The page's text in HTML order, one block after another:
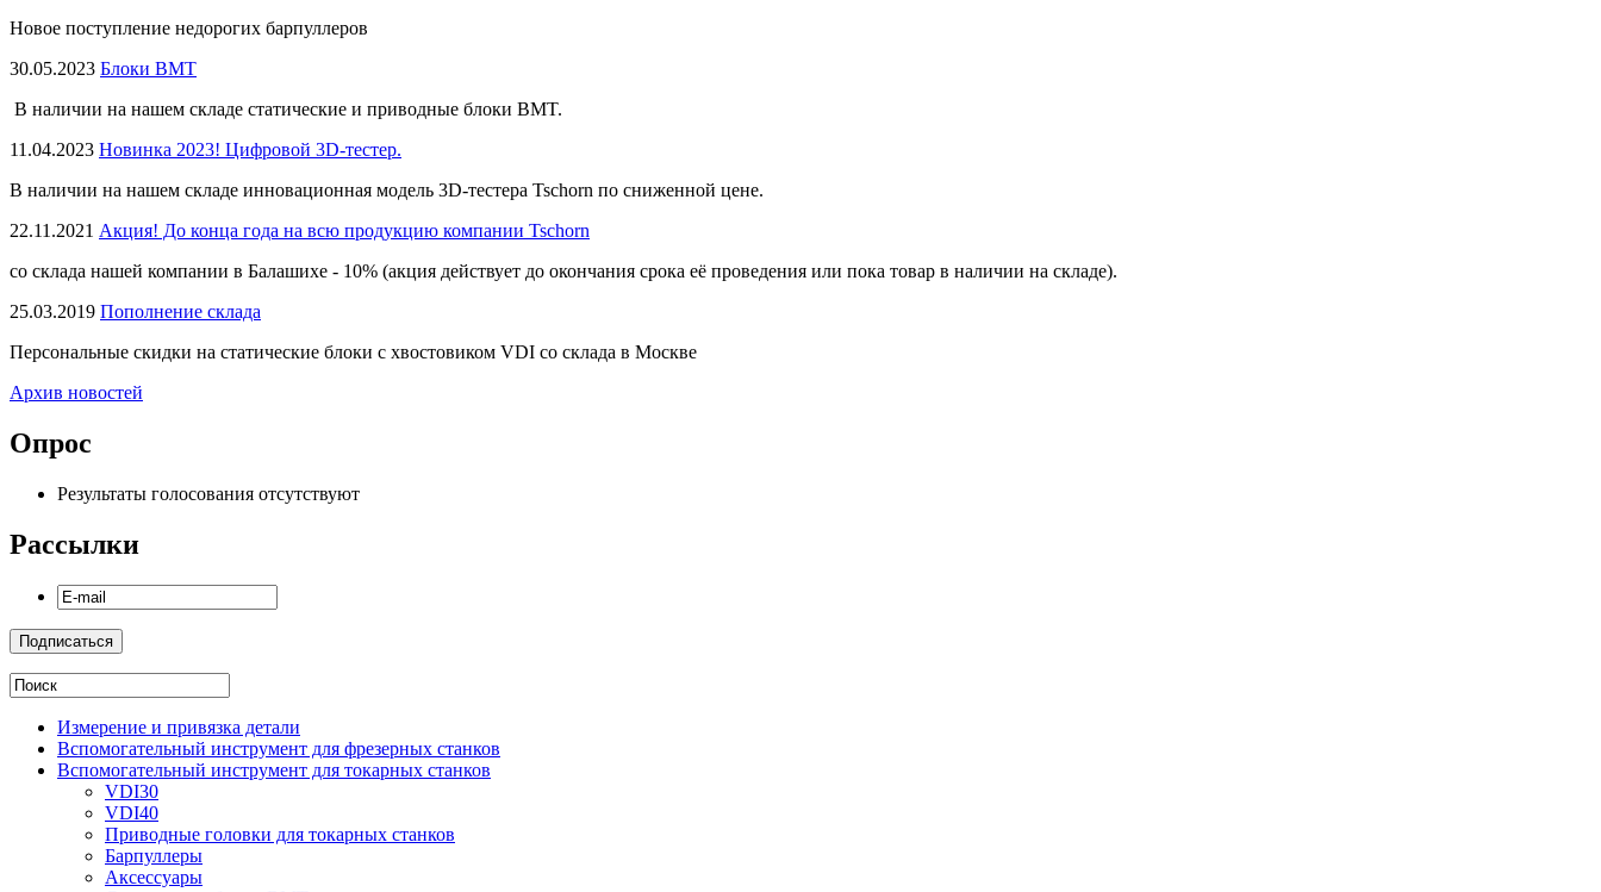
Новое поступление недорогих барпуллеров
30.05.2023 Блоки BMT
В наличии на нашем складе статические и приводные блоки BMT.
11.04.2023 Новинка 2023! Цифровой 3D-тестер.
В наличии на нашем складе инновационная модель 3D-тестера Tschorn по сниженной цене.
22.11.2021 Акция! До конца года на всю продукцию компании Tschorn
со склада нашей компании в Балашихе - 10% (акция действует до окончания срока её проведения или пока товар в наличии на складе).
25.03.2019 Пополнение склада
Персональные скидки на статические блоки с хвостовиком VDI со склада в Москве
Архив новостей
Опрос
Результаты голосования отсутствуют
Рассылки
Измерение и привязка детали
Вспомогательный инструмент для фрезерных станков
Вспомогательный инструмент для токарных станков
VDI30
VDI40
Приводные головки для токарных станков
Барпуллеры
Аксессуары